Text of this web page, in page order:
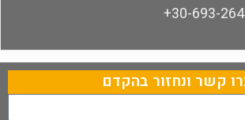
קשר ונחזור בהקדם